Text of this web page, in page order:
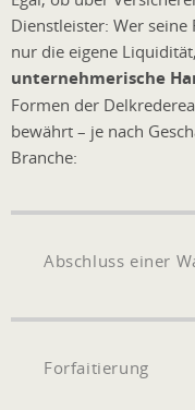
Dienstleister: Wer
nur die eigene
unternehmerische
Formen der
bewährt – je nach
Branche:
Abschluss einer
Forfaitierung